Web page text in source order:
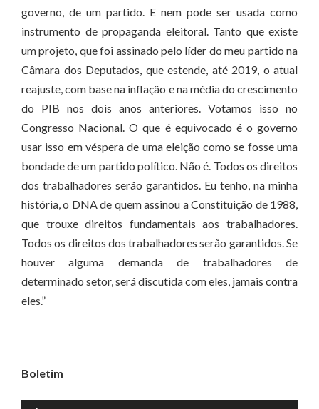
governo, de um partido. E nem pode ser usada como
instrumento de propaganda eleitoral. Tanto que existe
um projeto, que foi assinado pelo líder do meu partido na
Câmara dos Deputados, que estende, até 2019, o atual
reajuste, com base na inflação e na média do crescimento
do PIB nos dois anos anteriores. Votamos isso no
Congresso Nacional. O que é equivocado é o governo
usar isso em véspera de uma eleição como se fosse uma
bondade de um partido político. Não é. Todos os direitos
dos trabalhadores serão garantidos. Eu tenho, na minha
história, o DNA de quem assinou a Constituição de 1988,
que trouxe direitos fundamentais aos trabalhadores.
Todos os direitos dos trabalhadores serão garantidos. Se
houver alguma demanda de trabalhadores de
determinado setor, será discutida com eles, jamais contra
eles.”
Boletim